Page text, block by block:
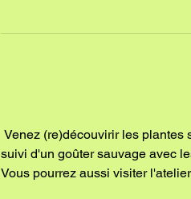
suivi d'un goûter sauvage avec
Vous pourrez aussi visiter